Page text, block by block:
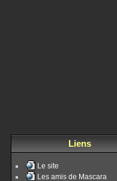
Liens
Le site
Les amis de Mascara